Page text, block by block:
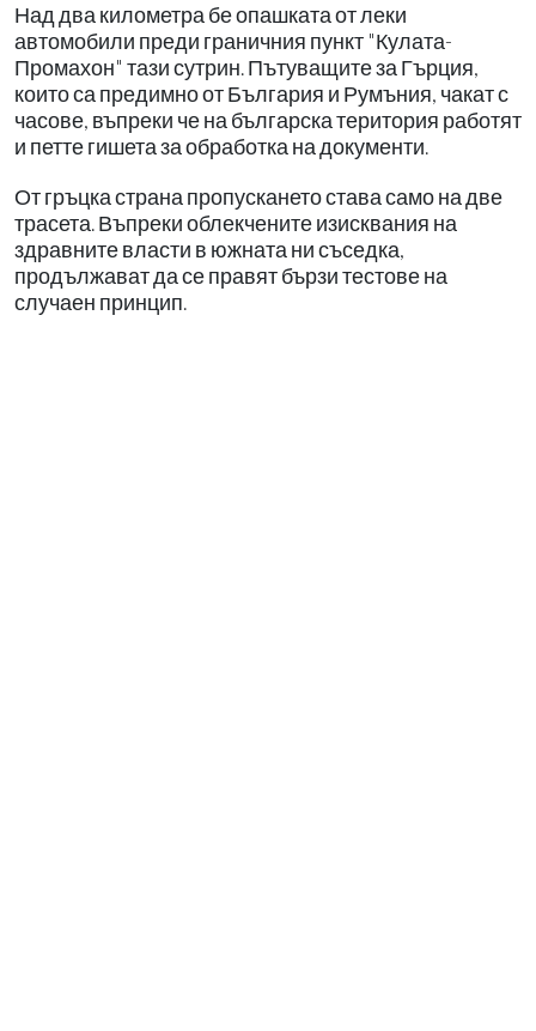
Над два километра бе опашката от леки
автомобили преди граничния пункт "Кулата-
Промахон" тази сутрин. Пътуващите за Гърция,
които са предимно от България и Румъния, чакат с
часове, въпреки че на българска територия работят
и петте гишета за обработка на документи.
От гръцка страна пропускането става само на две
трасета. Въпреки облекчените изисквания на
здравните власти в южната ни съседка,
продължават да се правят бързи тестове на
случаен принцип.